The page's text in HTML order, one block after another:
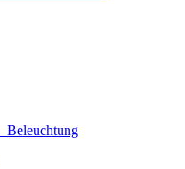
Beleuchtung